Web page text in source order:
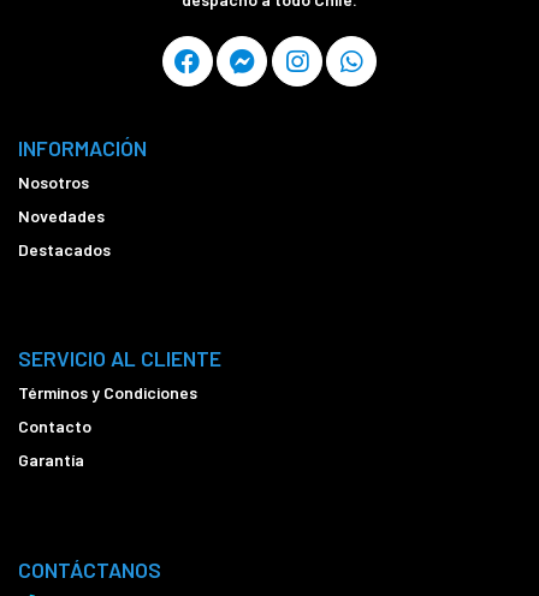
INFORMACIÓN
Nosotros
Novedades
Destacados
SERVICIO AL CLIENTE
Términos y Condiciones
Contacto
Garantía
CONTÁCTANOS